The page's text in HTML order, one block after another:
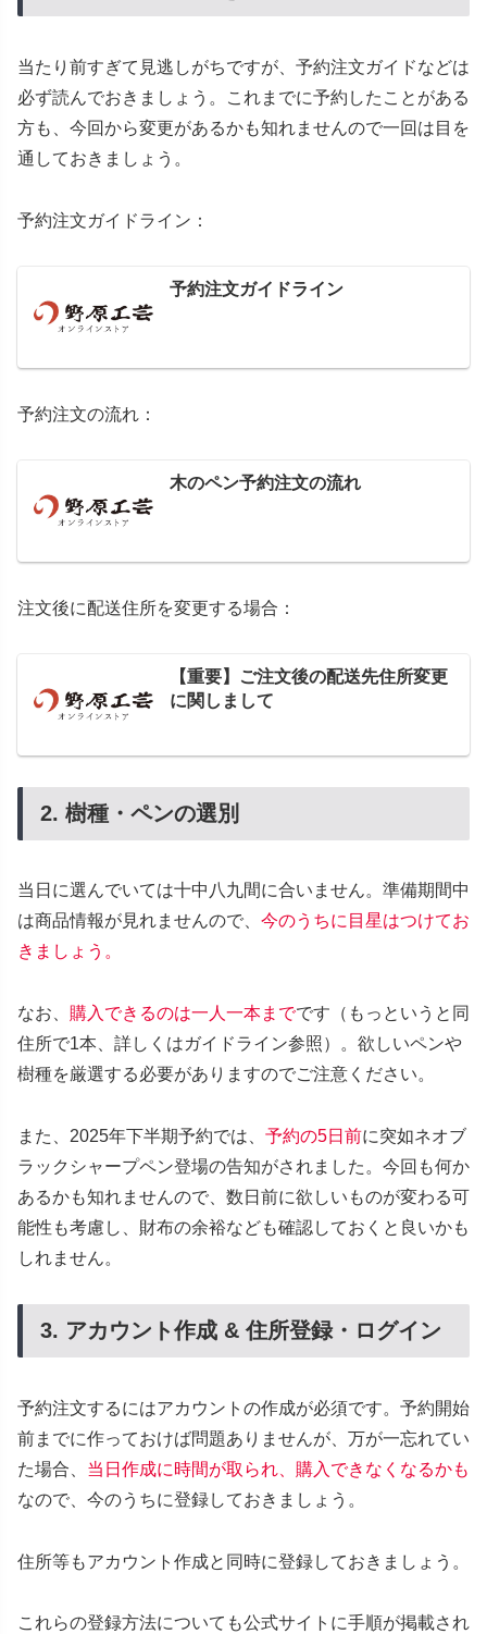
当たり前すぎて見逃しがちですが、予約注文ガイドなどは
必ず読んでおきましょう。これまでに予約したことがある
方も、今回から変更があるかも知れませんので一回は目を
通しておきましょう。
予約注文ガイドライン：
予約注文ガイドライン
予約注文の流れ：
木のペン予約注文の流れ
注文後に配送住所を変更する場合：
【重要】ご注文後の配送先住所変更
に関しまして
2. 樹種・ペンの選別
当日に選んでいては十中八九間に合いません。準備期間中
は商品情報が見れませんので、 今のうちに目星はつけてお
きましょう。
なお、 購入できるのは一人一本までです（もっというと同
住所で1本、詳しくはガイドライン参照）。欲しいペンや
樹種を厳選する必要がありますのでご注意ください。
また、2025年下半期予約では、 予約の5日前に突如ネオブ
ラックシャープペン登場の告知がされました。今回も何か
あるかも知れませんので、数日前に欲しいものが変わる可
能性も考慮し、財布の余裕なども確認しておくと良いかも
しれません。
3. アカウント作成 & 住所登録・ログイン
予約注文するにはアカウントの作成が必須です。予約開始
前までに作っておけば問題ありませんが、万が一忘れてい
た場合、 当日作成に時間が取られ、購入できなくなるかも
なので、今のうちに登録しておきましょう。
住所等もアカウント作成と同時に登録しておきましょう。
これらの登録方法についても公式サイトに手順が掲載され